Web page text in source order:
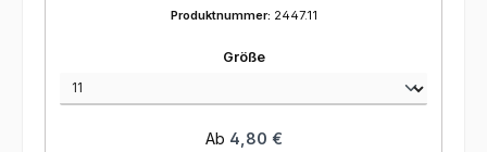
Produktnummer: 2447.11
Größeauswählen
Regulärer Preis:
Ab 4,80 €